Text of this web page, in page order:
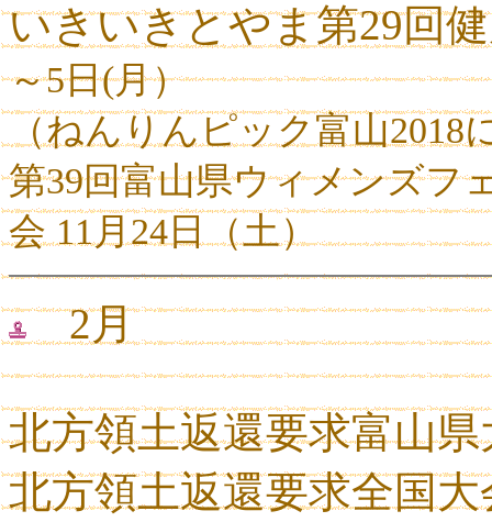
いきいきとやま第29回
～5日(月）
（ねんりんピック富山2018
第39回富山県ウィメンズフ
会11月24日（土）
2月
北方領土返還要求富山県
北方領土返還要求全国大